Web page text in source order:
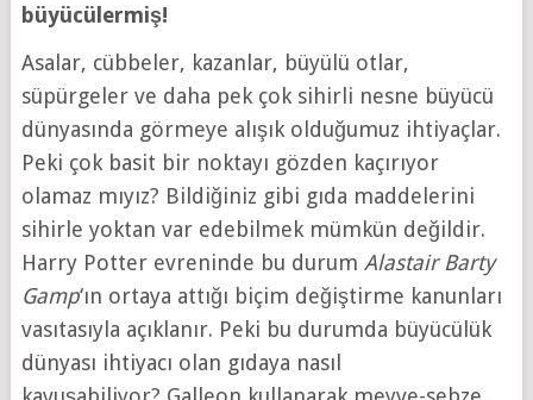
büyücülermiş!
Asalar, cübbeler, kazanlar, büyülü otlar,
süpürgeler ve daha pek çok sihirli nesne büyücü
dünyasında görmeye alışık olduğumuz ihtiyaçlar.
Peki çok basit bir noktayı gözden kaçırıyor
olamaz mıyız? Bildiğiniz gibi gıda maddelerini
sihirle yoktan var edebilmek mümkün değildir.
Harry Potter evreninde bu durum Alastair Barty
Gamp‘ın ortaya attığı biçim değiştirme kanunları
vasıtasıyla açıklanır. Peki bu durumda büyücülük
dünyası ihtiyacı olan gıdaya nasıl